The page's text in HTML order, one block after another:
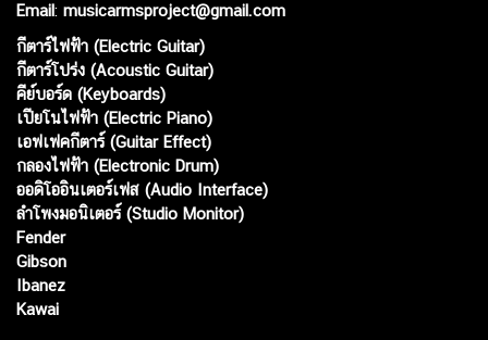
Email: musicarmsproject@gmail.com
กีตาร์ไฟฟ้า (Electric Guitar)
กีตาร์โปร่ง (Acoustic Guitar)
คีย์บอร์ด (Keyboards)
เปียโนไฟฟ้า (Electric Piano)
เอฟเฟคกีตาร์ (Guitar Effect)
กลองไฟฟ้า (Electronic Drum)
ออดิโออินเตอร์เฟส (Audio Interface)
ลำโพงมอนิเตอร์ (Studio Monitor)
Fender
Gibson
Ibanez
Kawai